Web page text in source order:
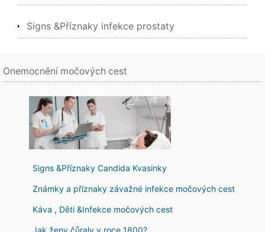
Signs &Příznaky infekce prostaty
Onemocnění močových cest
Signs &Příznaky Candida Kvasinky
Známky a příznaky závažné infekce močových cest
Káva , Děti &Infekce močových cest
Jak ženy čůraly v roce 1800?